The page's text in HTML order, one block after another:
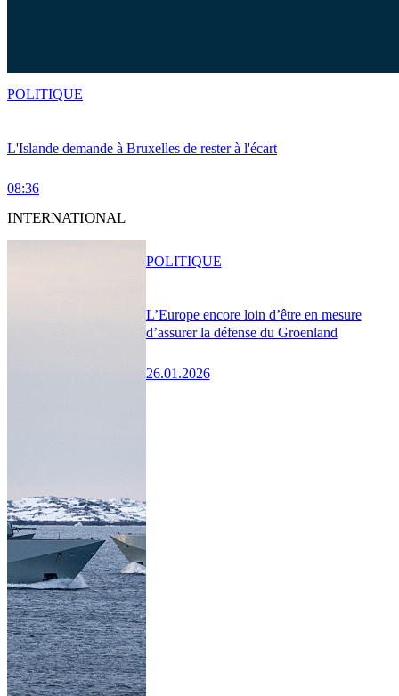
L'Islande demande à Bruxelles de rester à l'écart
08:36
POLITIQUE
INTERNATIONAL
L’Europe encore loin d’être en mesure
d’assurer la défense du Groenland
26.01.2026
POLITIQUE